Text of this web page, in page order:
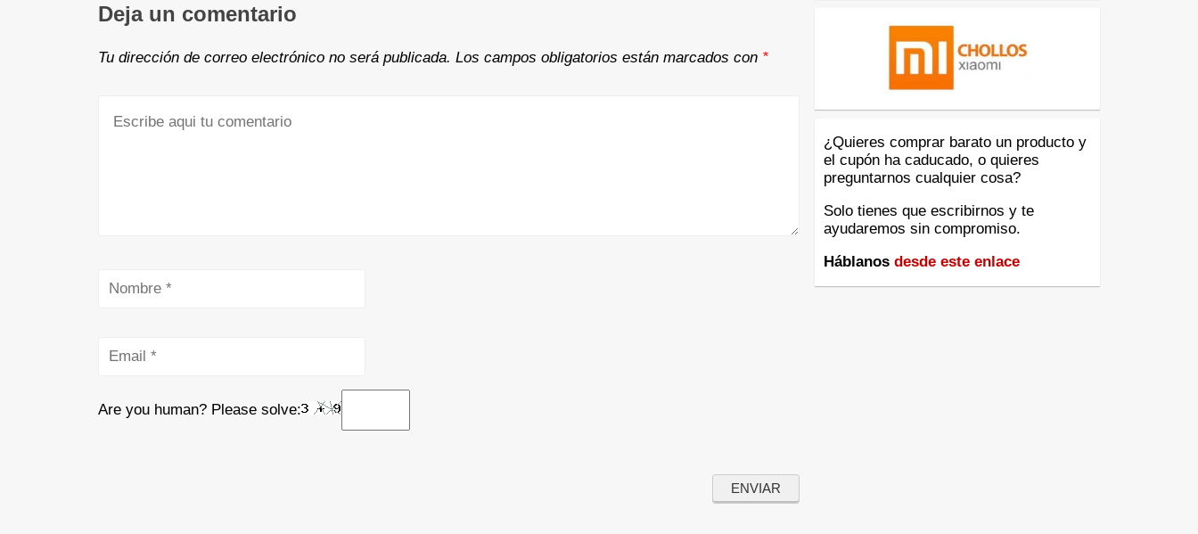
Deja un comentario
Tu dirección de correo electrónico no será publicada. Los campos obligatorios están marcados con *
Are you human? Please solve:
¿Quieres comprar barato un producto y
el cupón ha caducado, o quieres
preguntarnos cualquier cosa?
Solo tienes que escribirnos y te
ayudaremos sin compromiso.
Háblanos desde este enlace